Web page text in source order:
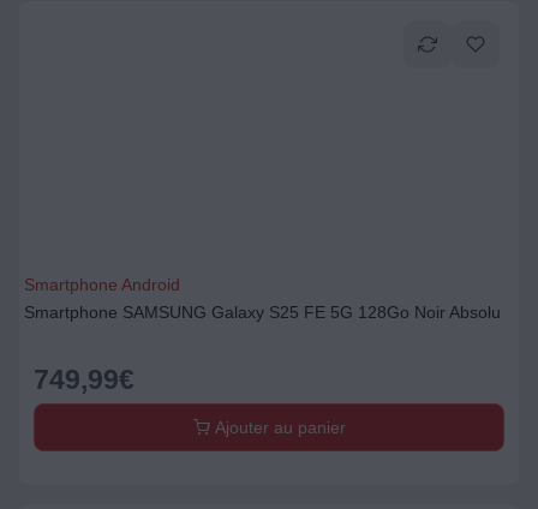
Smartphone Android
Smartphone SAMSUNG Galaxy S25 FE 5G 128Go Noir Absolu
749,99€
Ajouter au panier